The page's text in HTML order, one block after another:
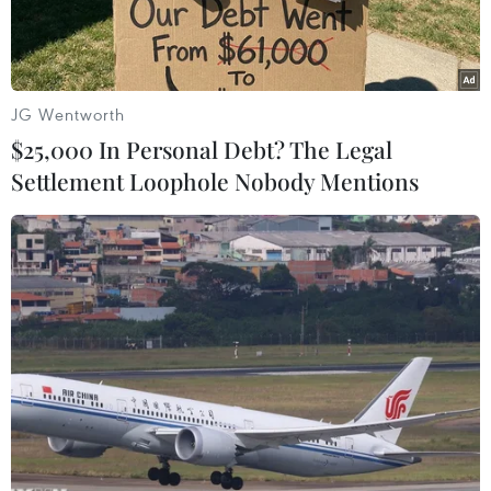
Ngôi nhà bị phá hủy do xung đột tại Kramatorsk, Ukraine, ngày
14/6/2023. (Ảnh: AFP/TTXVN)
Theo phóng viên TTXVN tại Berlin, Ngoại
trưởng Đức Annalena Baerbock cho biết nước
này sẽ cam kết viện trợ thêm cho Ukraine 100
JG Wentworth
$25,000 In Personal Debt? The Legal
Settlement Loophole Nobody Mentions